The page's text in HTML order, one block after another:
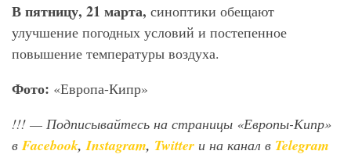
В пятницу, 21 марта, синоптики обещают
улучшение погодных условий и постепенное
повышение температуры воздуха.
Фото: «Европа-Кипр»
!!! — Подписывайтесь на страницы «Европы-Кипр»
вFacebook,Instagram, Twitter и на канал в Telegram